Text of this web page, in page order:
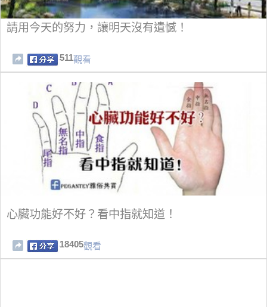
請用今天的努力，讓明天沒有遺憾！
511觀看
心臟功能好不好？看中指就知道！
18405觀看